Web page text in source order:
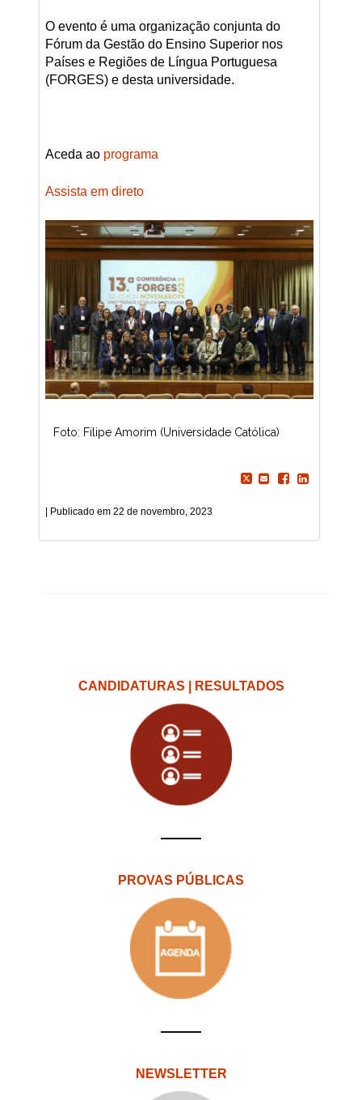
O evento é uma organização conjunta do
Fórum da Gestão do Ensino Superior nos
Países e Regiões de Língua Portuguesa
(FORGES) e desta universidade.
Aceda ao programa
Assista em direto
Foto: Filipe Amorim (Universidade Católica)
22 de novembro, 2023
CANDIDATURAS | RESULTADOS
PROVAS PÚBLICAS
NEWSLETTER